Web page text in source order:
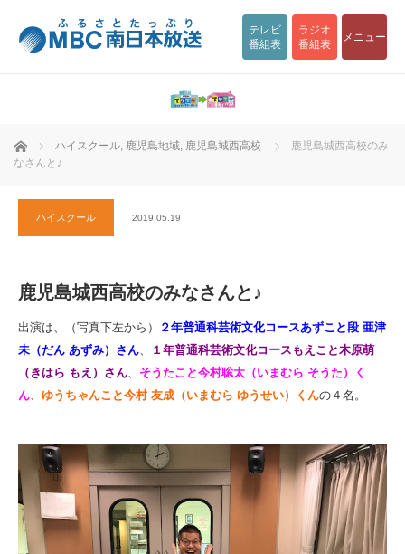
テレビ
番組表
ラジオ
番組表
メニュー
ホーム ハイスクール, 鹿児島地域, 鹿児島城西高校
鹿児島城西高校のみ
なさんと♪
ハイスクール 2019.05.19
鹿児島城西高校のみなさんと♪
出演は、（写真下左から）
２年普通科芸術文化コースあずこと段 亜津
未（だん あずみ）さん、
１年普通科芸術文化コースもえこと木原萌
（きはら もえ）さん、 そうたこと今村聡太（いまむら そうた）く
ん、 ゆうちゃんこと今村 友成（いまむら ゆうせい）くんの４名。